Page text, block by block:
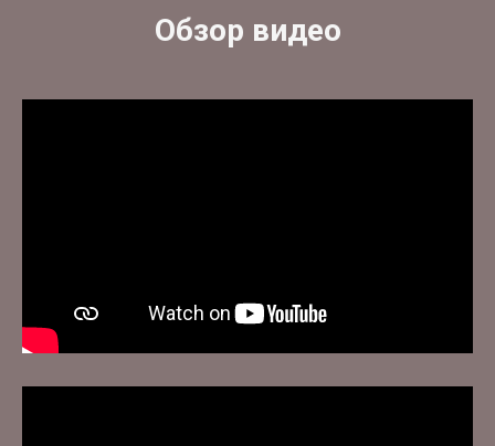
Обзор видео